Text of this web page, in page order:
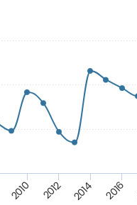
2010 2012 2014 2016